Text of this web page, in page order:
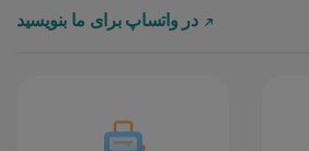
در واتساپ برای ما بنویسید